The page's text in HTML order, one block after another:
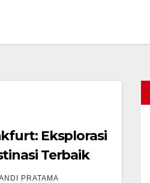
Eksplorasi
Terbaik
PRATAMA